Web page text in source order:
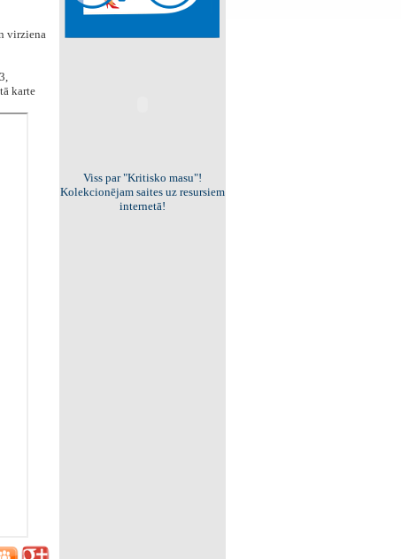
virziena
karte
Viss par "Kritisko masu"!
Kolekcionējam saites uz resursiem
internetā!